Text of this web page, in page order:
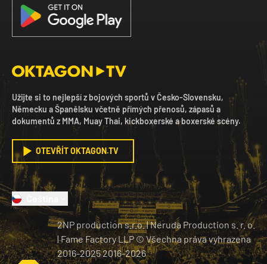
Užijte si to nejlepší z bojových sportů v Česko-Slovensku,
Německu a Španělsku včetně přímých přenosů, zápasů a
dokumentů z MMA, Muay Thai, kickboxerské a boxerské scény.
OTEVŘÍT OKTAGON.TV
2NP production s.r.o.|Neruda Production s. r. o.
| Fame Factory LLP © Všechna práva vyhrazena
2016-20252016-2026